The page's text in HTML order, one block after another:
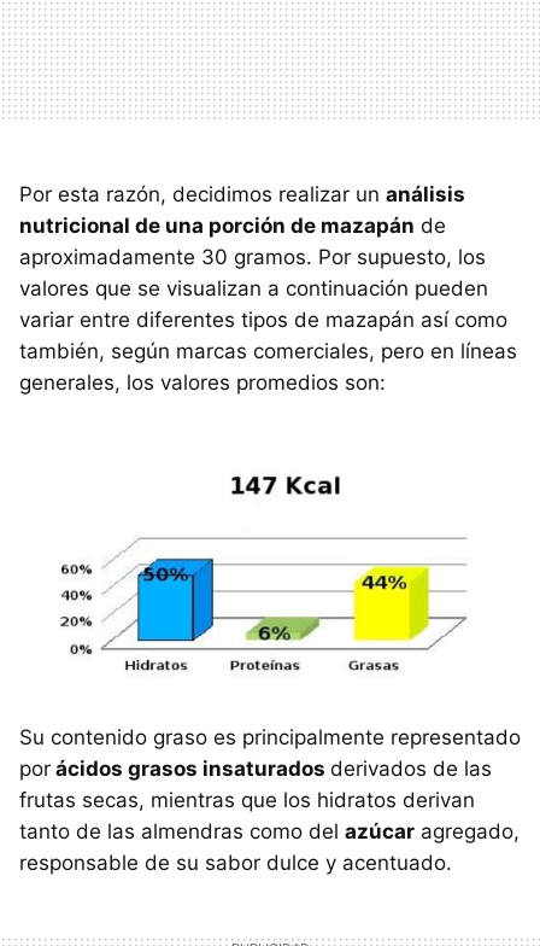
Por esta razón, decidimos realizar un análisis
nutricional de una porción de mazapán de
aproximadamente 30 gramos. Por supuesto, los
valores que se visualizan a continuación pueden
variar entre diferentes tipos de mazapán así como
también, según marcas comerciales, pero en líneas
generales, los valores promedios son:
Su contenido graso es principalmente representado
por ácidos grasos insaturados derivados de las
frutas secas, mientras que los hidratos derivan
tanto de las almendras como del azúcar agregado,
responsable de su sabor dulce y acentuado.